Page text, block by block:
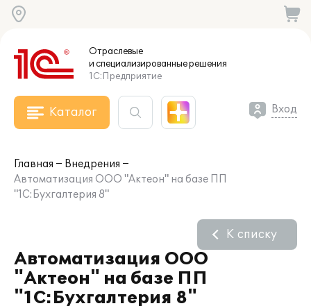
Отраслевые
и специализированныерешения
1С:Предприятие
Каталог Вход
Главная
Внедрения
Автоматизация ООО "Актеон" на базе ПП
"1С:Бухгалтерия 8"
Автоматизация ООО
"Актеон" на базе ПП
"1С:Бухгалтерия 8"
К списку